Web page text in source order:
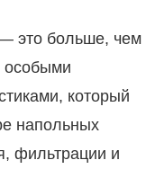
это больше, чем
особыми
который
напольных
фильтрации и